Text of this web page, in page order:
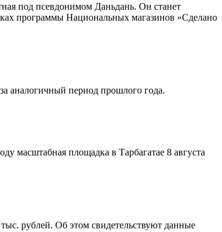
под псевдонимом Даньдань. Он станет
программы Национальных магазинов «Сделано
аналогичный период прошлого года.
масштабная площадка в Тарбагатае 8 августа
рублей. Об этом свидетельствуют данные